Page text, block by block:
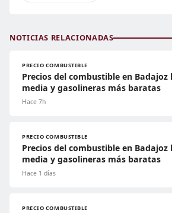
NOTICIAS RELACIONADAS
PRECIO COMBUSTIBLE
Precios del combustible en Badajoz
media y gasolineras más baratas
Hace 7h
PRECIO COMBUSTIBLE
Precios del combustible en Badajoz
media y gasolineras más baratas
Hace 1 días
PRECIO COMBUSTIBLE